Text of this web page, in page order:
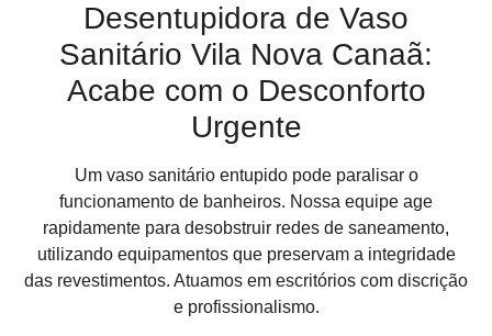
Desentupidora de Vaso
Sanitário Vila Nova Canaã:
Acabe com o Desconforto
Urgente
Um vaso sanitário entupido pode paralisar o
funcionamento de banheiros. Nossa equipe age
rapidamente para desobstruir redes de saneamento,
utilizando equipamentos que preservam a integridade
das revestimentos. Atuamos em escritórios com discrição
e profissionalismo.